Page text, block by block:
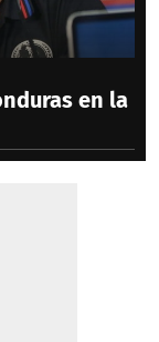
en la